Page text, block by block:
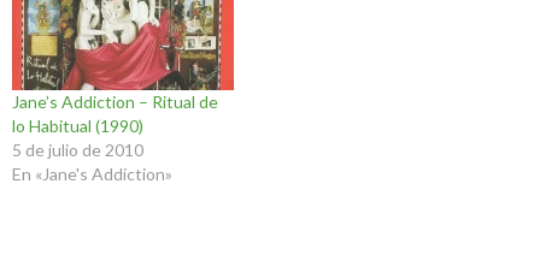
Jane’s Addiction – Ritual de
lo Habitual (1990)
5 de julio de 2010
En «Jane's Addiction»